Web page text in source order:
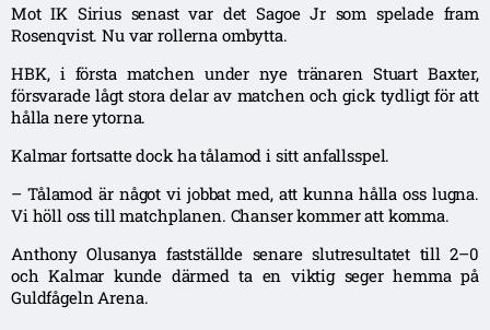
Mot IK Sirius senast var det Sagoe Jr som spelade fram
Rosenqvist. Nu var rollerna ombytta.
HBK, i första matchen under nye tränaren Stuart Baxter,
försvarade lågt stora delar av matchen och gick tydligt för att
hålla nere ytorna.
Kalmar fortsatte dock ha tålamod i sitt anfallsspel.
– Tålamod är något vi jobbat med, att kunna hålla oss lugna.
Vi höll oss till matchplanen. Chanser kommer att komma.
Anthony Olusanya fastställde senare slutresultatet till 2–0
och Kalmar kunde därmed ta en viktig seger hemma på
Guldfågeln Arena.